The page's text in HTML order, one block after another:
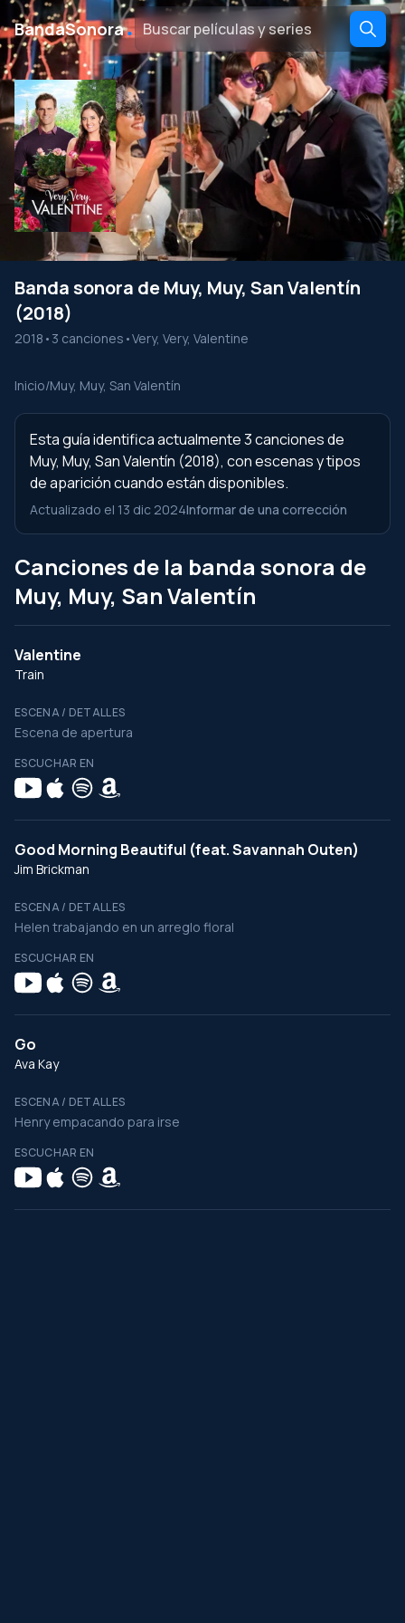
BandaSonora․
Banda sonora de Muy, Muy, San Valentín
(2018)
2018 • 3 canciones •Very, Very, Valentine
Inicio/Muy, Muy, San Valentín
Esta guía identifica actualmente 3 canciones de
Muy, Muy, San Valentín (2018), con escenas y tipos
de aparición cuando están disponibles.
Actualizado el 13 dic 2024Informar de una corrección
Canciones de la banda sonora de
Muy, Muy, San Valentín
Valentine
Train
ESCENA / DETALLES
Escena de apertura
ESCUCHAR EN
Good Morning Beautiful (feat. Savannah Outen)
Jim Brickman
ESCENA / DETALLES
Helen trabajando en un arreglo floral
ESCUCHAR EN
Go
Ava Kay
ESCENA / DETALLES
Henry empacando para irse
ESCUCHAR EN